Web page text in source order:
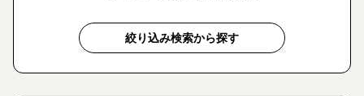
絞り込み検索から探す